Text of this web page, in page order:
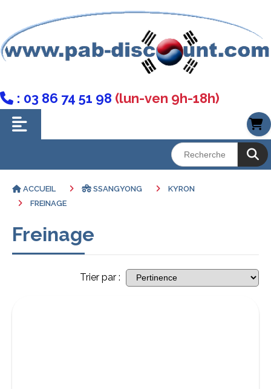
 : 03 86 74 51 98 (lun-ven 9h-18h)
ACCUEIL SSANGYONG
KYRON
FREINAGE
Freinage
Trier par :